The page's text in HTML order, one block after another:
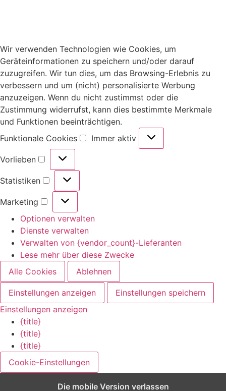
Wir verwenden Technologien wie Cookies, um
Geräteinformationen zu speichern und/oder darauf
zuzugreifen. Wir tun dies, um das Browsing-Erlebnis zu
verbessern und um (nicht) personalisierte Werbung
anzuzeigen. Wenn du nicht zustimmst oder die
Zustimmung widerrufst, kann dies bestimmte Merkmale
und Funktionen beeinträchtigen.
Funktionale Cookies
Immer aktiv
Vorlieben
Statistiken
Marketing
Optionen verwalten
Dienste verwalten
Verwalten von {vendor_count}-Lieferanten
Lese mehr über diese Zwecke
Alle Cookies
Ablehnen
Einstellungen anzeigen
Einstellungen speichern
Einstellungen anzeigen
{title}
{title}
{title}
Cookie-Einstellungen
Die mobile Version verlassen